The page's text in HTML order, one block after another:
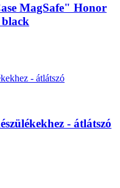
MagSafe" Honor
black
- átlátszó